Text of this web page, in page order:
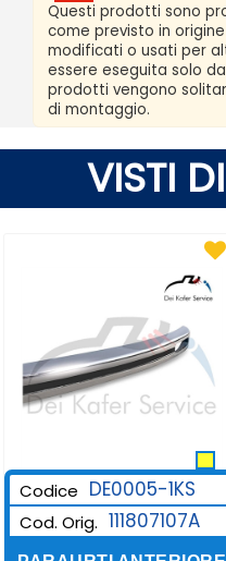
Questi prodotti sono
come previsto in
modificati o usati per
essere eseguita solo
prodotti vengono
di montaggio.
VISTI
Codice DE0005-1KS
Cod. Orig. 111807107A